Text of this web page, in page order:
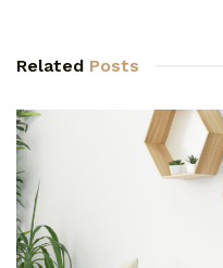
Related Posts